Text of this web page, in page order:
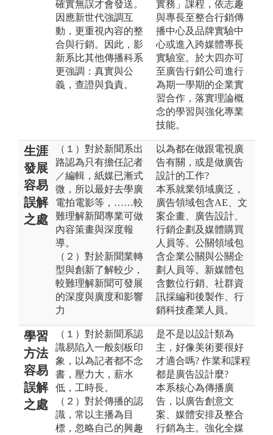
確實無誤才會發送。
因應新世代強調互
動，更重視內容的整
合與行銷。因此，影
新系比其他傳播科系
更強調：真實與公
義，查證與負責。
實務」課程，依志趣
與專長至整合行銷傳
播中心及品牌實驗中
心或進入跨媒體專長
實驗室。於大四亦可
至廣告行銷公司進行
為期一學期的企業實
習合作，落實理論概
念的學習與強化專業
技能。
生涯
發展
容易
誤解
之處
（１）對於新聞系出
路認為只有擔任記者
／編輯，紙媒已漸式
微，所以最好去學廣
電拍電影等，……較
難理解新聞專業可做
內容策畫與深度報
導。
（２）對於新聞業轉
型與創新了解較少，
較難理解新聞可發展
的深度與廣度和影響
力
以為都在做跟電視廣
告有關，或是做廣告
設計的工作?
本系就業領域廣泛，
廣告領域包含AE、文
案企畫、廣告設計、
行銷企劃及媒體購買
人員等。公關領域包
含企業公關與公關企
劃人員等。新媒體包
含數位行銷、社群資
訊採編和後製作、行
銷科技產業人員。
學習
方法
容易
誤解
之處
（１）對於新聞系認
識易陷入一般刻板印
象，以為記者都不念
書，壓力大，薪水
低，工時長。
（２）對於傳播的認
識，常以主播為目
標，忽略自己的興趣
是不是以設計類為
主，好像美術要很好
才適合嗎? 作業和課程
都是廣告設計麼?
本系核心為傳播廣
告，以廣告創意文
案、媒體安排及整合
行銷為主。強化全媒